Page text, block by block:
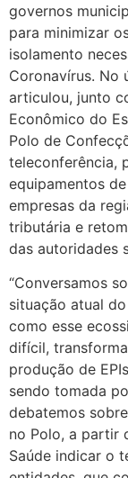
governos
para minimizar
isolamento
Coronavírus. No
articulou, junto
Econômico do
Polo de
teleconferência,
equipamentos
empresas da
tributária e
das autoridades
“Conversamos
situação atual
como esse
difícil,
produção de
sendo tomada
debatemos
no Polo, a partir
Saúde indicar o